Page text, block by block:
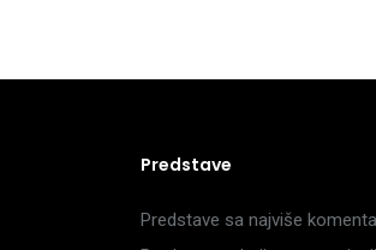
Predstave
Predstave sa najviše